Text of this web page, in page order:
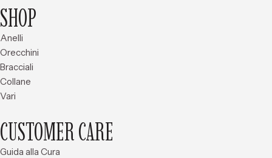
SHOP
Anelli
Orecchini
Bracciali
Collane
Vari
CUSTOMER CARE
Guida alla Cura